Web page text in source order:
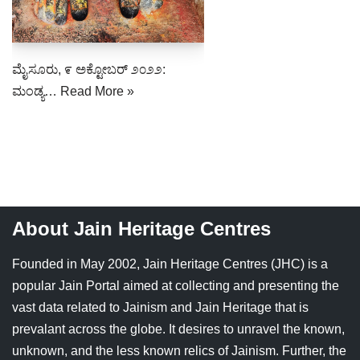
Jain Epigraphy
Jains Minority Status
Rajasthan
Uttar Pradesh
West Bengal
ಮೈಸೂರು, ೯ ಅಕ್ಟೋಬರ್ ೨೦೨೨:
ಮಂಡ್ಯ… Read More »
About Jain Heritage Centres
Founded in May 2002, Jain Heritage Centres (JHC) is a
popular Jain Portal aimed at collecting and presenting the
vast data related to Jainism and Jain Heritage that is
prevalant across the globe. It desires to unravel the known,
unknown, and the less known relics of Jainism. Further, the